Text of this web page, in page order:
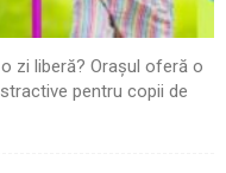
zi liberă? Orașul oferă o
pentru copii de